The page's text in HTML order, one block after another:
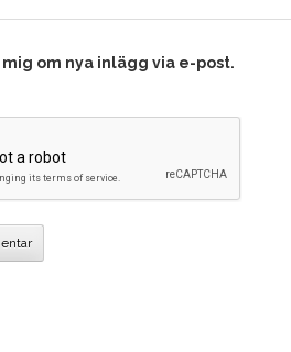
om nya inlägg via e-post.